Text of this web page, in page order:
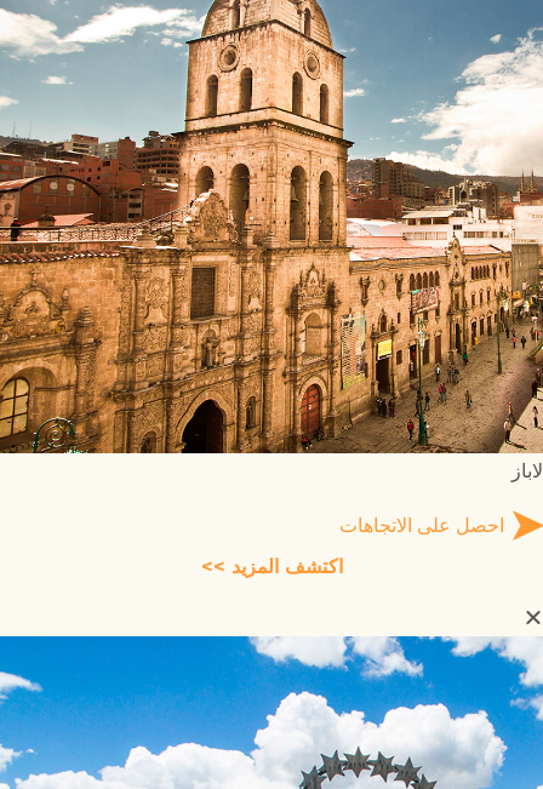
لاباز
احصل على الاتجاهات
اكتشف المزيد >>